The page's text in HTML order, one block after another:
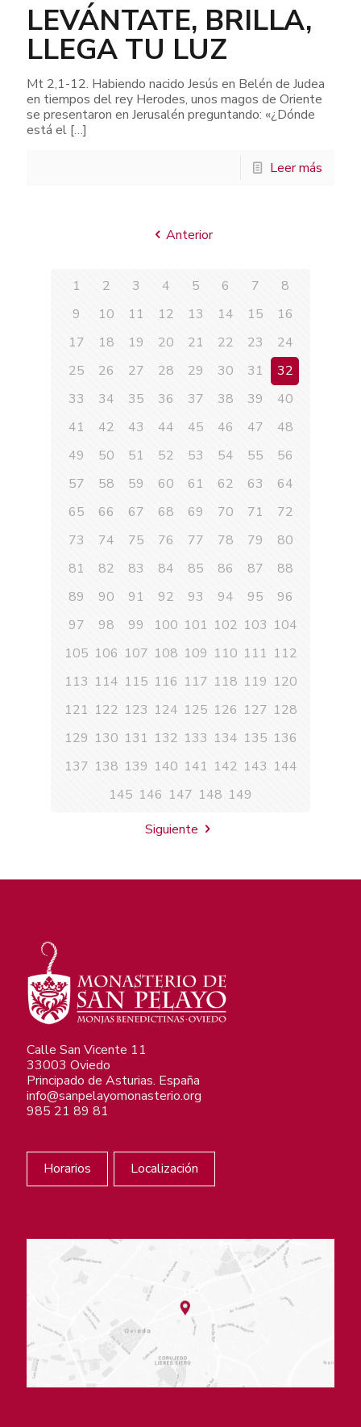
LEVÁNTATE, BRILLA,
LLEGA TU LUZ
Mt 2,1-12. Habiendo nacido Jesús en Belén de Judea
en tiempos del rey Herodes, unos magos de Oriente
se presentaron en Jerusalén preguntando: «¿Dónde
está el […]
Leer más
Anterior
1 2 3 4 5 6 7
8
9
10 11 12 13 14 15
16
17
18 19 20 21 22 23
24
25
26 27 28 29 30 31
32
33
34 35 36 37 38 39
40
41
42 43 44 45 46 47
48
49
50 51 52 53 54 55
56
57
58 59 60 61 62 63
64
65
66 67 68 69 70 71
72
73
74 75 76 77 78 79
80
81
82 83 84 85 86 87
88
89
90 91 92 93 94 95
96
97
98 99 100 101 102 103 104
105 106 107 108 109 110 111 112
113 114 115 116 117 118 119 120
121 122 123 124 125 126 127 128
129 130 131 132 133 134 135 136
137 138 139 140 141 142 143 144
145 146 147 148 149
Siguiente
Calle San Vicente 11
33003 Oviedo
Principado de Asturias. España
info@sanpelayomonasterio.org
985 21 89 81
Horarios Localización